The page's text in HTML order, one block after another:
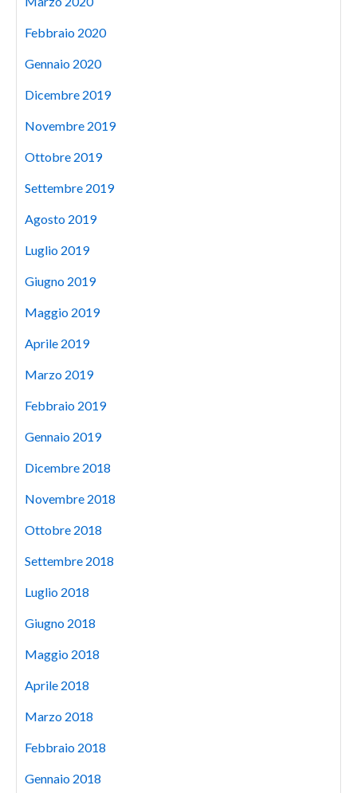
Febbraio 2020
Gennaio 2020
Dicembre 2019
Novembre 2019
Ottobre 2019
Settembre 2019
Agosto 2019
Luglio 2019
Giugno 2019
Maggio 2019
Aprile 2019
Marzo 2019
Febbraio 2019
Gennaio 2019
Dicembre 2018
Novembre 2018
Ottobre 2018
Settembre 2018
Luglio 2018
Giugno 2018
Maggio 2018
Aprile 2018
Marzo 2018
Febbraio 2018
Gennaio 2018